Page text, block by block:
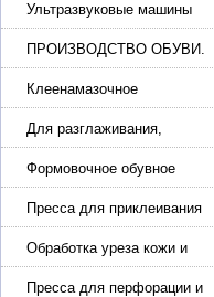
люверсы, петля
Ультразвуковые машины
для сварки
ПРОИЗВОДСТВО ОБУВИ.
Машины для изготовления
обуви
Клеенамазочное
оборудование и активаторы
клея
Для разглаживания,
разбивания и герметизации
шва
Формовочное обувное
оборудование
Пресса для приклеивания
подошвы и прибивки
каблука
Обработка уреза кожи и
покрасочные камеры
Пресса для перфорации и